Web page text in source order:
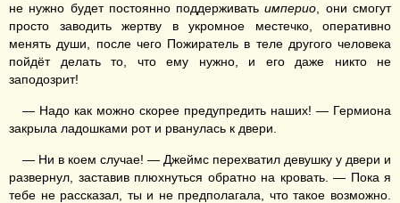
не нужно будет постоянно поддерживатьимперио , они смогут
просто заводить жертву в укромное местечко, оперативно
менять души, после чего Пожиратель в теле другого человека
пойдёт делать то, что ему нужно, и его даже никто не
заподозрит!
— Надо как можно скорее предупредить наших! — Гермиона
закрыла ладошками рот и рванулась к двери.
— Ни в коем случае! — Джеймс перехватил девушку у двери и
развернул, заставив плюхнуться обратно на кровать. — Пока я
тебе не рассказал, ты и не предполагала, что такое возможно.